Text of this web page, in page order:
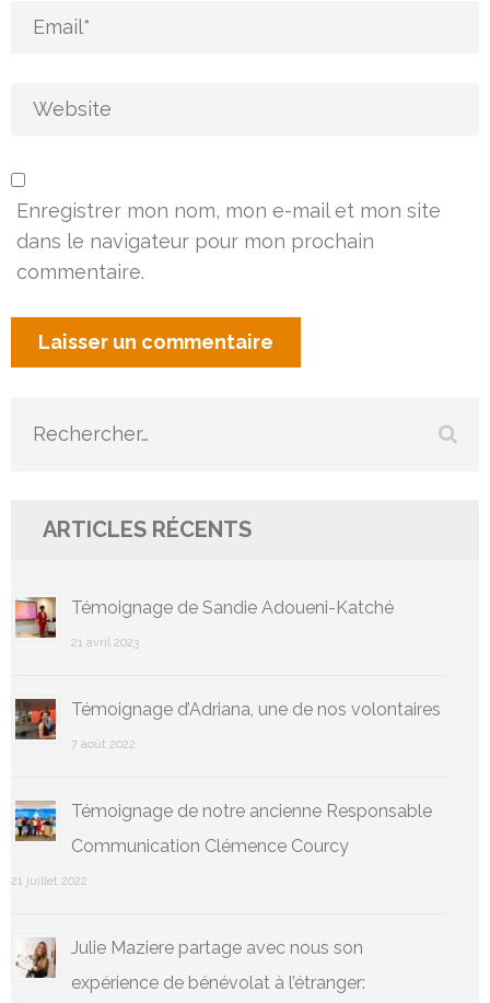
Enregistrer mon nom, mon e-mail et mon site
dans le navigateur pour mon prochain
commentaire.
Rechercher :
ARTICLES RÉCENTS
Témoignage de Sandie Adoueni-Katché
21 avril 2023
Témoignage d’Adriana, une de nos volontaires
7 août 2022
Témoignage de notre ancienne Responsable
Communication Clémence Courcy
21 juillet 2022
Julie Maziere partage avec nous son
expérience de bénévolat à l’étranger: